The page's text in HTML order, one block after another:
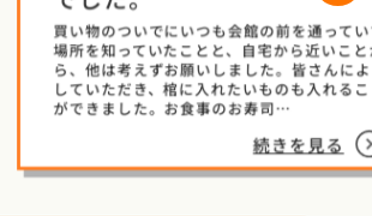
いでにいつも会館の前を通っていて
ていたことと、自宅から近いことか
えずお願いしました。皆さんによく
き、棺に入れたいものも入れること
した。お食事のお寿司…